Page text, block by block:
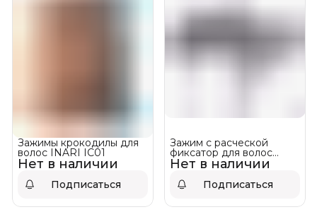
Нет в наличии
Зажимы крокодилы для
волос INARI IC01
Подписаться
Нет в наличии
Зажим с расческой
фиксатор для волос
Mustang ZM-011 Чёрный
Подписаться